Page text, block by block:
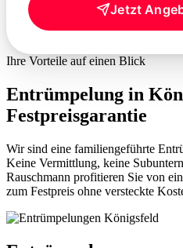
Jetzt
Ihre Vorteile auf einen Blick
Entrümpelung in
Festpreisgarantie
Wir sind eine familiengeführte
Keine Vermittlung, keine
Rauschmann profitieren Sie von
zum Festpreis ohne versteckte